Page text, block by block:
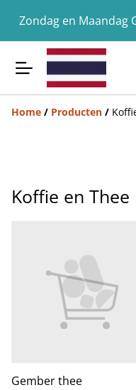
Zondag en Maandag
Home / Producten /
Koffie en Thee
Gember thee